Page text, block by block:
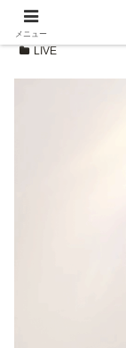
LIVE
メニュー